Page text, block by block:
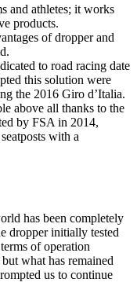
and athletes; it works
products.
of dropper and
to road racing date
this solution were
the 2016 Giro d’Italia.
above all thanks to the
by FSA in 2014,
with a
has been completely
dropper initially tested
of operation
what has remained
us to continue